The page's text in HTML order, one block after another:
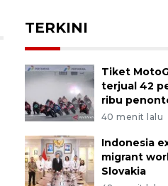
TERKINI
Tiket
terjual 42
ribu
40 menit lalu
Indonesia
migrant
Slovakia